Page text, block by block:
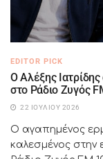
EDITOR PICK
Ο Αλέξης
στο Ράδιο Ζυγός
22 ΙΟΥΛΊΟΥ 2026
Ο αγαπημένος
καλεσμένος